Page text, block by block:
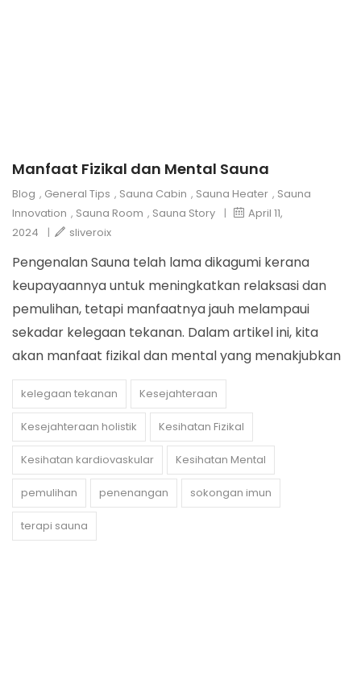
Manfaat Fizikal dan Mental Sauna
Blog , General Tips , Sauna Cabin , Sauna Heater , Sauna
Innovation , Sauna Room , Sauna Story |
April 11,
2024
| sliveroix
Pengenalan Sauna telah lama dikagumi kerana
keupayaannya untuk meningkatkan relaksasi dan
pemulihan, tetapi manfaatnya jauh melampaui
sekadar kelegaan tekanan. Dalam artikel ini, kita
akan manfaat fizikal dan mental yang menakjubkan
kelegaan tekanan Kesejahteraan
Kesejahteraan holistik Kesihatan Fizikal
Kesihatan kardiovaskular Kesihatan Mental
pemulihan penenangan sokongan imun
terapi sauna